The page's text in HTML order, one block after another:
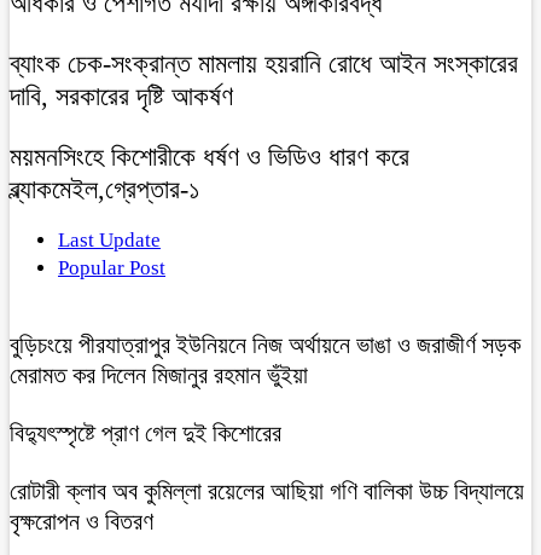
ব্যাংক চেক-সংক্রান্ত মামলায় হয়রানি রোধে আইন সংস্কারের
দাবি, সরকারের দৃষ্টি আকর্ষণ
ময়মনসিংহে কিশোরীকে ধর্ষণ ও ভিডিও ধারণ করে
ব্ল্যাকমেইল,গ্রেপ্তার-১
Last Update
Popular Post
বুড়িচংয়ে পীরযাত্রাপুর ইউনিয়নে নিজ অর্থায়নে ভাঙা ও জরাজীর্ণ সড়ক
মেরামত কর দিলেন মিজানুর রহমান ভুঁইয়া
বিদ্যুৎস্পৃষ্টে প্রাণ গেল দুই কিশোরের
রোটারী ক্লাব অব কুমিল্লা রয়েলের আছিয়া গণি বালিকা উচ্চ বিদ্যালয়ে
বৃক্ষরোপন ও বিতরণ